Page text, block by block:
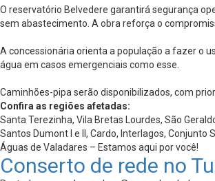
O reservatório Belvedere garantirá segurança
sem abastecimento. A obra reforça o
A concessionária orienta a população a fazer o
água em casos emergenciais como esse.
Caminhões-pipa serão disponibilizados, com
Confira as regiões afetadas:
Santa Terezinha, Vila Bretas Lourdes, São
Santos Dumont I e II, Cardo, Interlagos, Conjunto
Águas de Valadares – Estamos aqui por você!
Conserto de rede no